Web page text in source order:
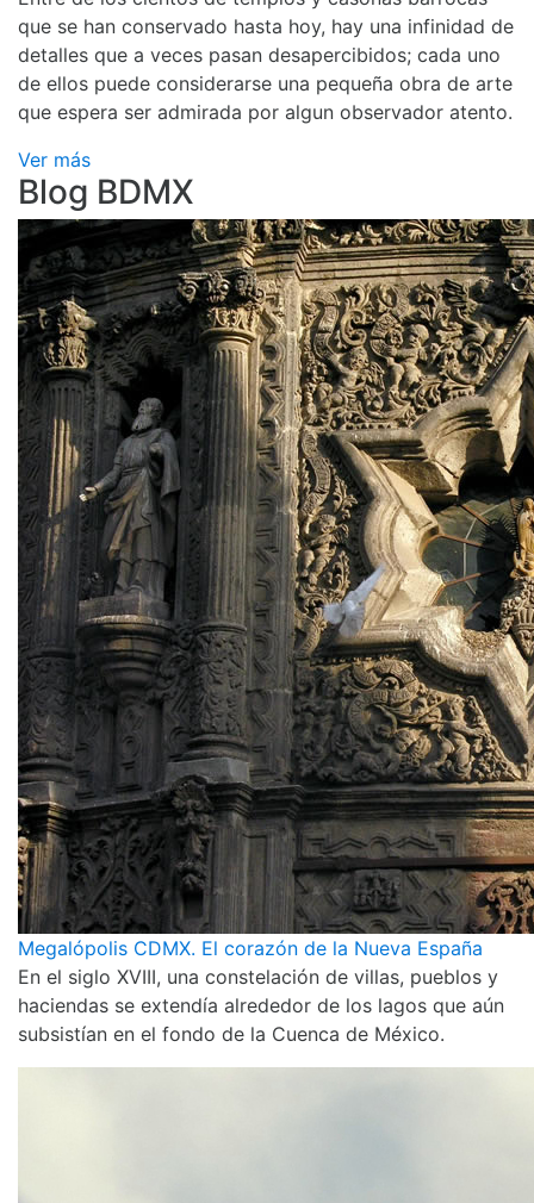
que se han conservado hasta hoy, hay una infinidad de
detalles que a veces pasan desapercibidos; cada uno
de ellos puede considerarse una pequeña obra de arte
que espera ser admirada por algun observador atento.
Ver más
Blog BDMX
Megalópolis CDMX. El corazón de la Nueva España
En el siglo XVIII, una constelación de villas, pueblos y
haciendas se extendía alrededor de los lagos que aún
subsistían en el fondo de la Cuenca de México.